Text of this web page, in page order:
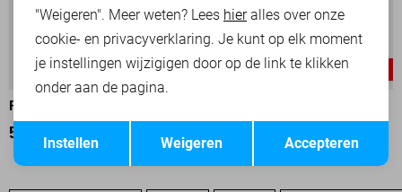
-25%
PME LEGEND POLO
52,50 69,99
Opslaan
"Weigeren". Meer weten? Lees hieralles over onze
cookie- en privacyverklaring. Je kunt op elk moment
je instellingen wijzigigen door op de link te klikken
onder aan de pagina.
Accepteren
Weigeren
Instellen